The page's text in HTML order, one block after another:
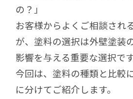
の？」
お客様からよくご相談され
が、塗料の選択は外壁塗装
影響を与える重要な選択です
今回は、塗料の種類と比較
に分けてご紹介します。